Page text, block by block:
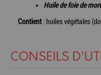
Huile de foie de
Contient: huiles végétales
CONSEILS